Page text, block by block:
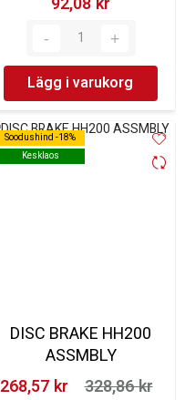
Lägg i varukorg
Soodushind -18%
Kesklaos
Soodushind -18%
Kesklaos
DISC BRAKE HH200
ASSMBLY
268,57 kr‎
328,86 kr‎